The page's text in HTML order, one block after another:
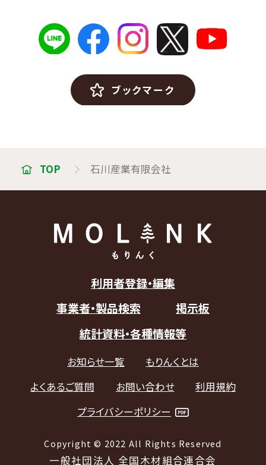
ブックマーク
TOP 石川産業有限会社
利用者登録・編集
事業者・製品検索
掲示板
統計資料・各種情報等
お知らせ一覧
もりんくとは
よくあるご質問
お問い合わせ
利用規約
プライバシーポリシー
Copyright © 2022 All Rights Reserved
一般社団法人 全国木材組合連合会